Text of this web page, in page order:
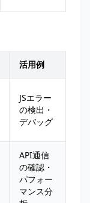
活用例
JSエラー
の検出・
デバッグ
API通信
の確認・
パフォー
マンス分